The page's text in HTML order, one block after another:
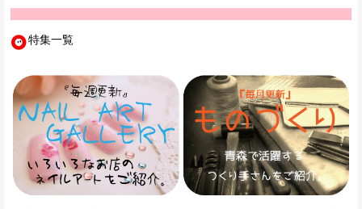
特集一覧